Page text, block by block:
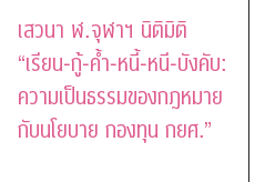
เสวนา ฬ.จุฬาฯ นิติมิติ
“เรียน-กู้-ค้ำ-หนี้-หนี-บังคับ:
ความเป็นธรรมของกฎหมาย
กับนโยบาย กองทุน กยศ.”